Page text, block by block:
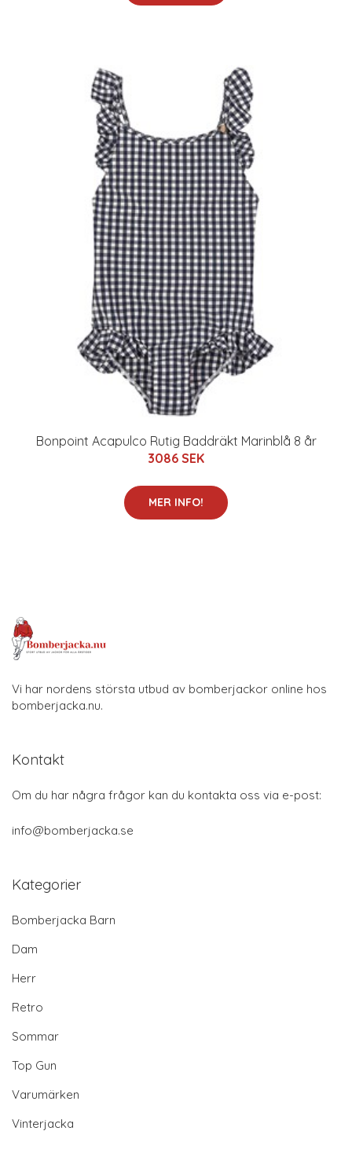
Bonpoint Acapulco Rutig Baddräkt Marinblå 8 år
3086 SEK
MER INFO!
Vi har nordens största utbud av bomberjackor online hos
bomberjacka.nu.
Kontakt
Om du har några frågor kan du kontakta oss via e-post:
info@bomberjacka.se
Kategorier
Bomberjacka Barn
Dam
Herr
Retro
Sommar
Top Gun
Varumärken
Vinterjacka